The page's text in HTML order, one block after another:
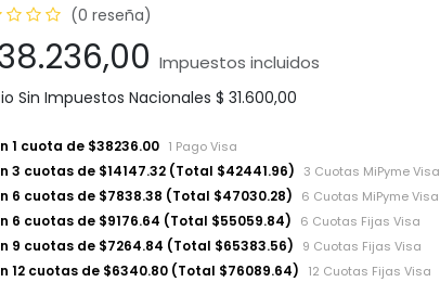
(0 reseña)
Impuestos incluidos
Sin Impuestos Nacionales $ 31.600,00
1 cuota de $38236.00 1 Pago Visa
3 cuotas de $14147.32 (Total $42441.96) 3 Cuotas MiPyme Visa
6 cuotas de $7838.38 (Total $47030.28) 6 Cuotas MiPyme Visa
6 cuotas de $9176.64 (Total $55059.84) 6 Cuotas Fijas Visa
9 cuotas de $7264.84 (Total $65383.56) 9 Cuotas Fijas Visa
12 cuotas de $6340.80 (Total $76089.64) 12 Cuotas Fijas Visa